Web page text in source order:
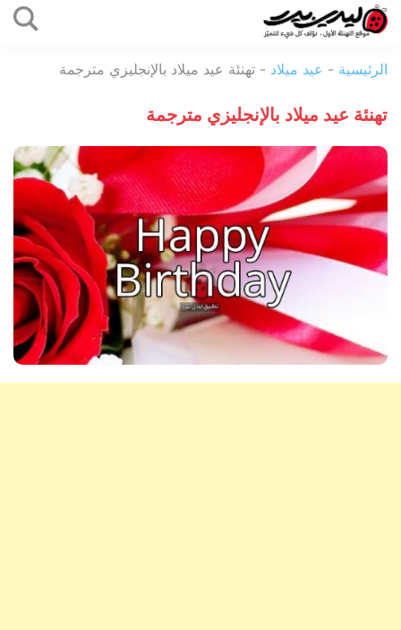
المحتوى
بيرد
الرئيسية - عيد ميلاد - تهنئة عيد ميلاد بالإنجليزي مترجمة
تهنئة عيد ميلاد بالإنجليزي مترجمة